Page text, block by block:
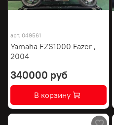
арт. 049561
Yamaha FZS1000 Fazer ,
2004
340000 руб
В корзину